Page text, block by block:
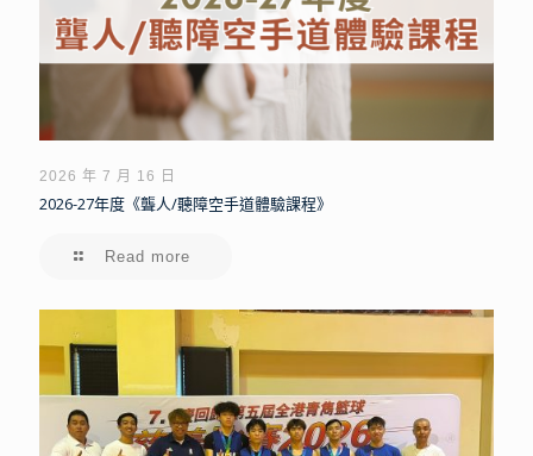
2026 年 7 月 16 日
2026-27年度《聾人/聽障空手道體驗課程》
Read more